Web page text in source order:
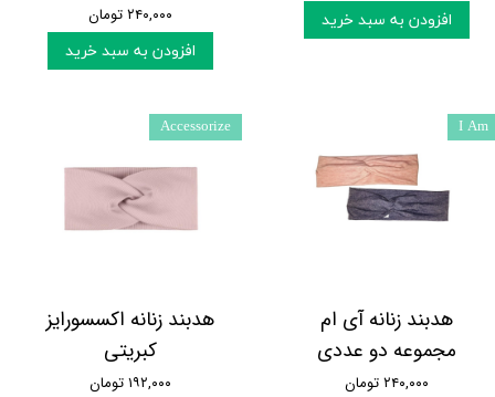
افزودن به سبد خرید ۲۴۰,۰۰۰ تومان
افزودن به سبد خرید
هدبند زنانه آی ام
مجموعه دو عددی
۲۴۰,۰۰۰ تومان
I Am
هدبند زنانه اکسسورایز
کبریتی
۱۹۲,۰۰۰ تومان
Accessorize